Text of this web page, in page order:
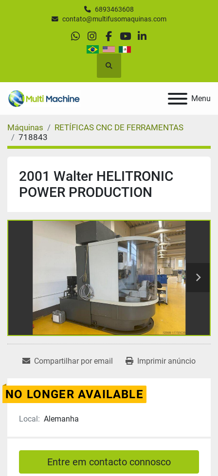
6893463608
contato@multifusomaquinas.com
whatsapp
instagram
facebook
youtubelinkedin
Pesquisar
Menu
Máquinas
RETÍFICAS CNC DE FERRAMENTAS
718843
2001 Walter HELITRONIC
POWER PRODUCTION
Compartilhar por email Imprimir anúncio
NO LONGER AVAILABLE
Local: Alemanha
Entre em contacto connosco